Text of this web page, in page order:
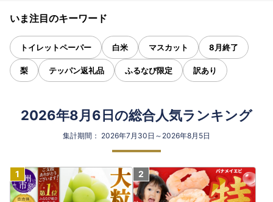
いま注目のキーワード
トイレットペーパー 白米 マスカット 8月終了
梨 テッパン返礼品 ふるなび限定 訳あり
2026年8月6日の総合人気ランキング
集計期間： 2026年7月30日～2026年8月5日